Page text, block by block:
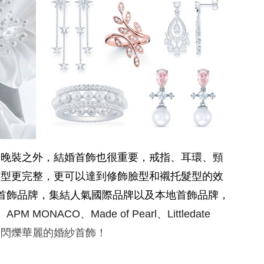
裝之外，結婚首飾也很重要，戒指、耳環、頸
更完整，更可以達到修飾臉型和襯托髮型的效
品牌，集結人氣國際品牌以及本地首飾品牌，
APM MONACO、Made of Pearl、Littledate
爍華麗的婚紗首飾！